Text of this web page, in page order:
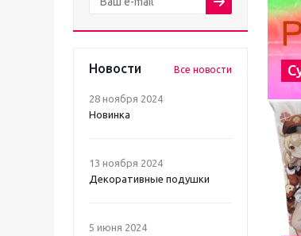
Новости Все новости
28 ноября 2024
Новинка
13 ноября 2024
Декоративные подушки
5 июня 2024